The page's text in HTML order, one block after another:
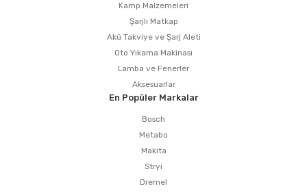
Kamp Malzemeleri
Şarjlı Matkap
Akü Takviye ve Şarj Aleti
Oto Yıkama Makinası
Lamba ve Fenerler
Aksesuarlar
En Popüler Markalar
Bosch
Metabo
Makita
Stryi
Dremel